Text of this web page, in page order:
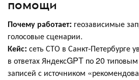
помощи
Почему работает: геозависимые
голосовые сценарии.
Кейс: сеть СТО в Санкт-Петербурге
в ответах ЯндексGPT по 20
записей с источником